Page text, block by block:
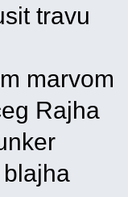
travu
marvom
Rajha